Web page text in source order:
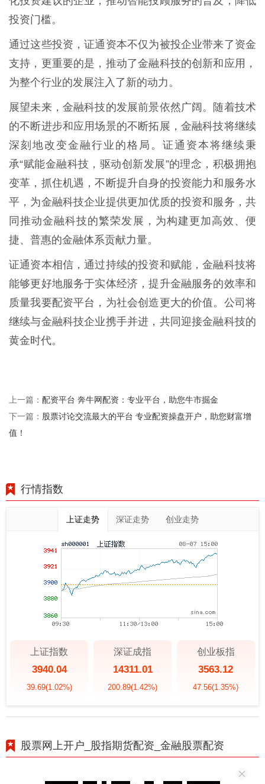
投资门槛。
通过这些投资，证通资本不仅为被投企业带来了资金
支持，更重要的是，推动了金融科技的创新和应用，
为整个行业的发展注入了新的动力。
展望未来，金融科技的发展前景依然广阔。随着技术
的不断进步和应用场景的不断拓展，金融科技将继续
深刻地改变金融行业的格局。证通资本将继续秉
承“赋能金融科技，驱动创新发展”的理念，积极拥抱
变革，抓住机遇，不断提升自身的投资能力和服务水
平，为金融科技企业提供更加优质的投资和服务，共
同推动金融科技的繁荣发展，为构建更加高效、便
捷、普惠的金融体系贡献力量。
证通资本相信，通过持续的投资和赋能，金融科技将
能够更好地服务于实体经济，提升金融服务的效率和
质量我要配资平台，为社会创造更大的价值。公司将
继续与金融科技企业携手并进，共同迎接金融科技的
黄金时代。
上一篇： 配资平台 奔牛网配资：专业平台，助您牛市掘金
下一篇： 股票讨论交流最大的平台 专业配资操盘开户，助您财富增
值！
行情指数
上证走势 深证走势 创业走势
上证指数
3940.04
39.69(1.02%)
深证成指
14311.01
200.89(1.42%)
创业板指
3563.12
47.56(1.35%)
股票网上开户_股指期货配资_金融股票配资